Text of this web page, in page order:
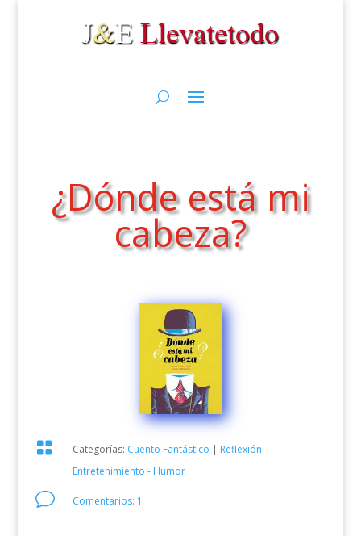
¿Dónde está mi
cabeza?
 Categorías: Cuento Fantástico | Reflexión -
Entretenimiento - Humor
v Comentarios: 1